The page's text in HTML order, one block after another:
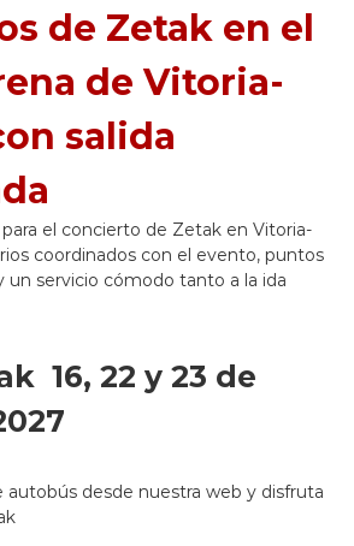
de Zetak en el
de Vitoria-
salida
el concierto de Zetak en Vitoria-
coordinados con el evento, puntos
un servicio cómodo tanto a la ida
16, 22 y 23 de
autobús desde nuestra web y disfruta